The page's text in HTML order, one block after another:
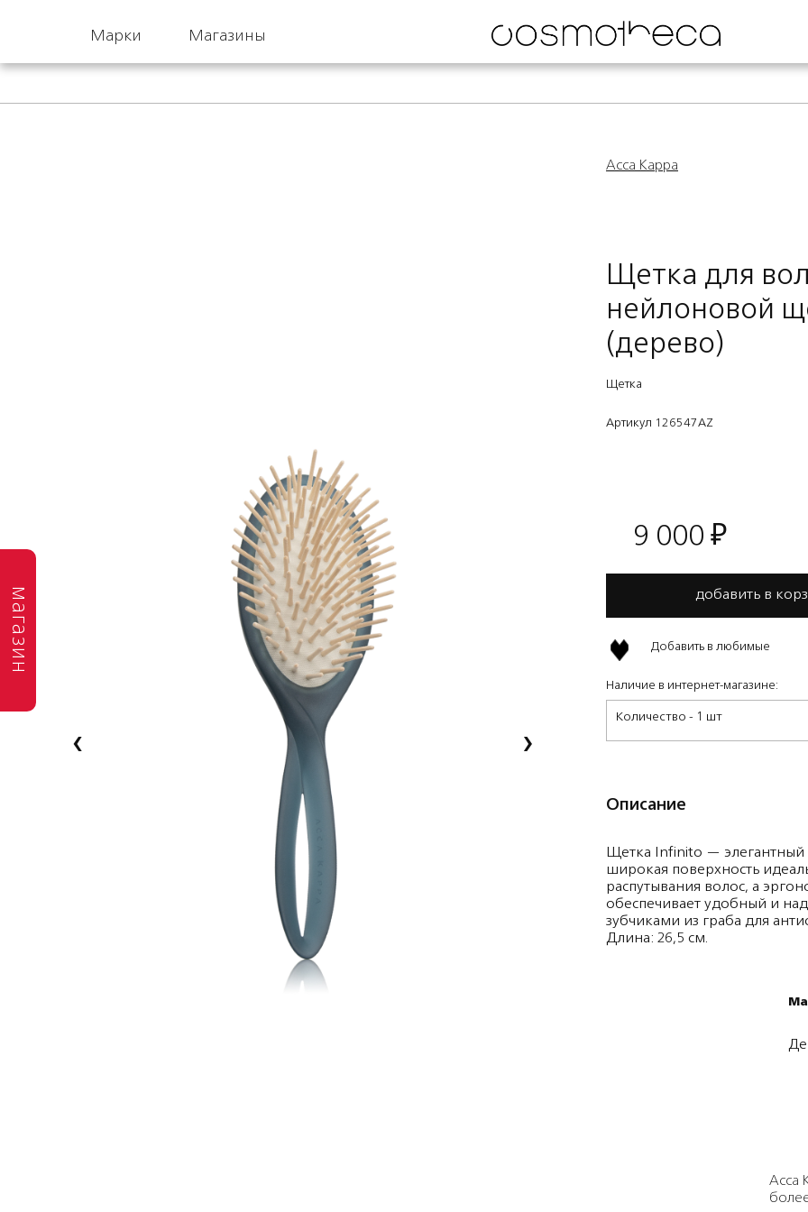
Марки Магазины
магазин
‹ ›
Acca Kappa
Щетка для
нейлоновой
(дерево)
Щетка
Артикул 126547AZ
9 000 ₽
добавить в
Добавить в любимые
Наличие в интернет-магазине:
Количество - 1 шт
Описание
Щетка Infinito — элегантный
широкая поверхность
распутывания волос, а
обеспечивает удобный и
зубчиками из граба для
Длина: 26,5 см.
Acca